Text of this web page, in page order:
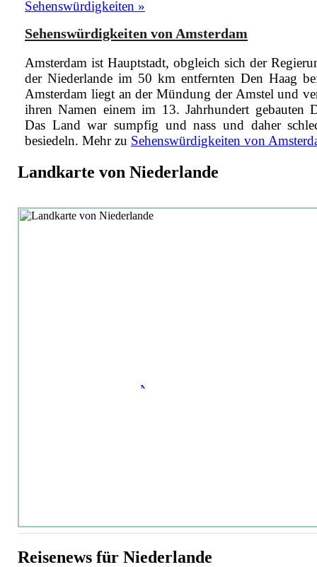
Sehenswürdigkeiten »
Sehenswürdigkeiten von Amsterdam
Amsterdam ist Hauptstadt, obgleich sich der
der Niederlande im 50 km entfernten Den Haag
Amsterdam liegt an der Mündung der Amstel und
ihren Namen einem im 13. Jahrhundert gebauten
Das Land war sumpfig und nass und daher
besiedeln. Mehr zu Sehenswürdigkeiten von
Landkarte von Niederlande
Reisenews für Niederlande